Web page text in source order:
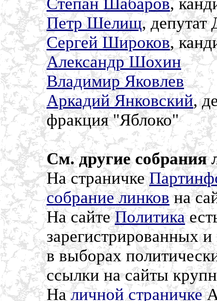
Петр Шелищ,
Сергей Широков,
Александр Шохин
Владимир Яковлев
Аркадий Янковский,
фракция "Яблоко"
См. другие собрания
На страничке
собрание линковна
На сайтеПолитика
зарегистрированных
в выборах
ссылки на сайты
Наличной страничке